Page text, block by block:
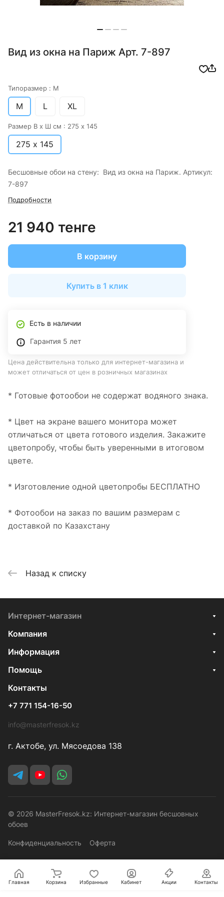
Вид из окна на Париж Арт. 7-897
Типоразмер : M
M L XL
Размер В х Ш см : 275 х 145
275 х 145
Бесшовные обои на стену: Вид из окна на Париж. Артикул:
7-897
Подробности
21 940 тенге
В корзину
Купить в 1 клик
Есть в наличии
Гарантия 5 лет
Цена действительна только для интернет-магазина и
может отличаться от цен в розничных магазинах
* Готовые фотообои не содержат водяного знака.
* Цвет на экране вашего монитора может
отличаться от цвета готового изделия. Закажите
цветопробу, чтобы быть уверенными в итоговом
цвете.
* Изготовление одной цветопробы БЕСПЛАТНО
* Фотообои на заказ по вашим размерам с
доставкой по Казахстану
Назад к списку
Интернет-магазин
Компания
Информация
Помощь
Контакты
+7 771 154-16-50
info@masterfresok.kz
г. Актобе, ул. Мясоедова 138
© 2026 MasterFresok.kz: Интернет-магазин бесшовных
обоев
Конфиденциальность Оферта
Главная Корзина Избранные Кабинет Акции Контакты